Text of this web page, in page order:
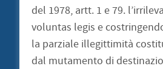
del 1978, artt. 1 e 79.
voluntas legis e
la parziale illegittimità
dal mutamento di